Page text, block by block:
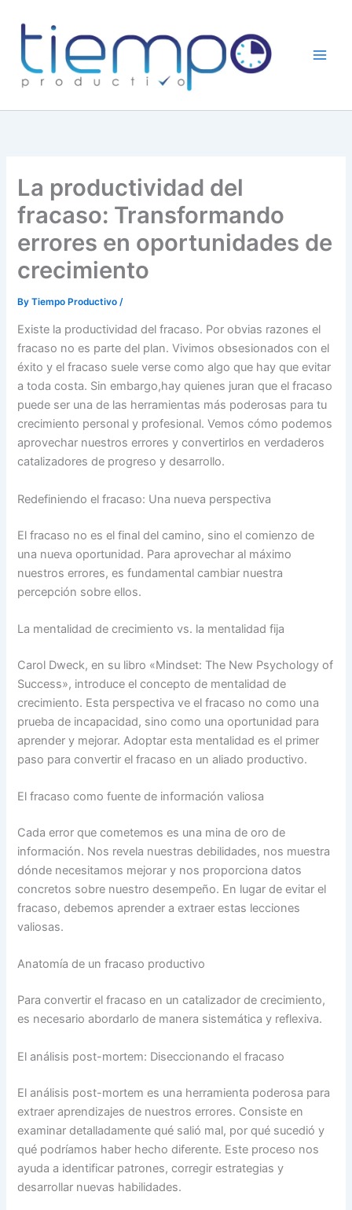
La productividad del
fracaso: Transformando
errores en oportunidades de
crecimiento
ByTiempo Productivo/
Existe la productividad del fracaso. Por obvias razones el
fracaso no es parte del plan. Vivimos obsesionados con el
éxito y el fracaso suele verse como algo que hay que evitar
a toda costa. Sin embargo,hay quienes juran que el fracaso
puede ser una de las herramientas más poderosas para tu
crecimiento personal y profesional. Vemos cómo podemos
aprovechar nuestros errores y convertirlos en verdaderos
catalizadores de progreso y desarrollo.
Redefiniendo el fracaso: Una nueva perspectiva
El fracaso no es el final del camino, sino el comienzo de
una nueva oportunidad. Para aprovechar al máximo
nuestros errores, es fundamental cambiar nuestra
percepción sobre ellos.
La mentalidad de crecimiento vs. la mentalidad fija
Carol Dweck, en su libro «Mindset: The New Psychology of
Success», introduce el concepto de mentalidad de
crecimiento. Esta perspectiva ve el fracaso no como una
prueba de incapacidad, sino como una oportunidad para
aprender y mejorar. Adoptar esta mentalidad es el primer
paso para convertir el fracaso en un aliado productivo.
El fracaso como fuente de información valiosa
Cada error que cometemos es una mina de oro de
información. Nos revela nuestras debilidades, nos muestra
dónde necesitamos mejorar y nos proporciona datos
concretos sobre nuestro desempeño. En lugar de evitar el
fracaso, debemos aprender a extraer estas lecciones
valiosas.
Anatomía de un fracaso productivo
Para convertir el fracaso en un catalizador de crecimiento,
es necesario abordarlo de manera sistemática y reflexiva.
El análisis post-mortem: Diseccionando el fracaso
El análisis post-mortem es una herramienta poderosa para
extraer aprendizajes de nuestros errores. Consiste en
examinar detalladamente qué salió mal, por qué sucedió y
qué podríamos haber hecho diferente. Este proceso nos
ayuda a identificar patrones, corregir estrategias y
desarrollar nuevas habilidades.